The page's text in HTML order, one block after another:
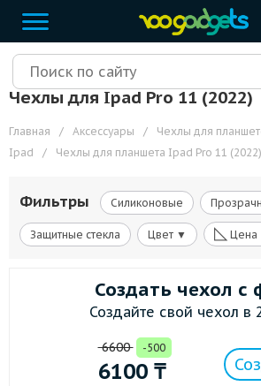
Чехлы для Ipad Pro 11 (2022)
Главная / Аксессуары / Чехлы для
Ipad
/ Чехлы для планшета Ipad Pro 11 (2022)
Фильтры Силиконовые
Защитные стекла Цвет ▼ ◺ Цена
Создать чехол с
Создайте свой чехол в
6600 -500
6100 ₸